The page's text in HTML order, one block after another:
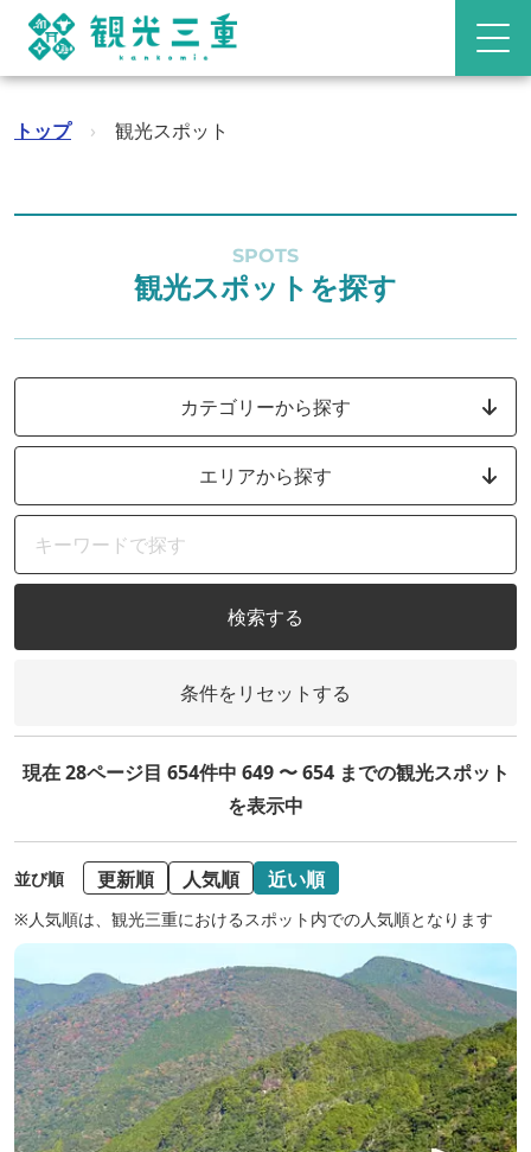
トップ › 観光スポット
SPOTS
観光スポットを探す
カテゴリーから探す
エリアから探す
検索する
条件をリセットする
現在 28ページ目 654件中 649 〜 654 までの観光スポット
を表示中
並び順 更新順 人気順 近い順
※人気順は、観光三重におけるスポット内での人気順となります